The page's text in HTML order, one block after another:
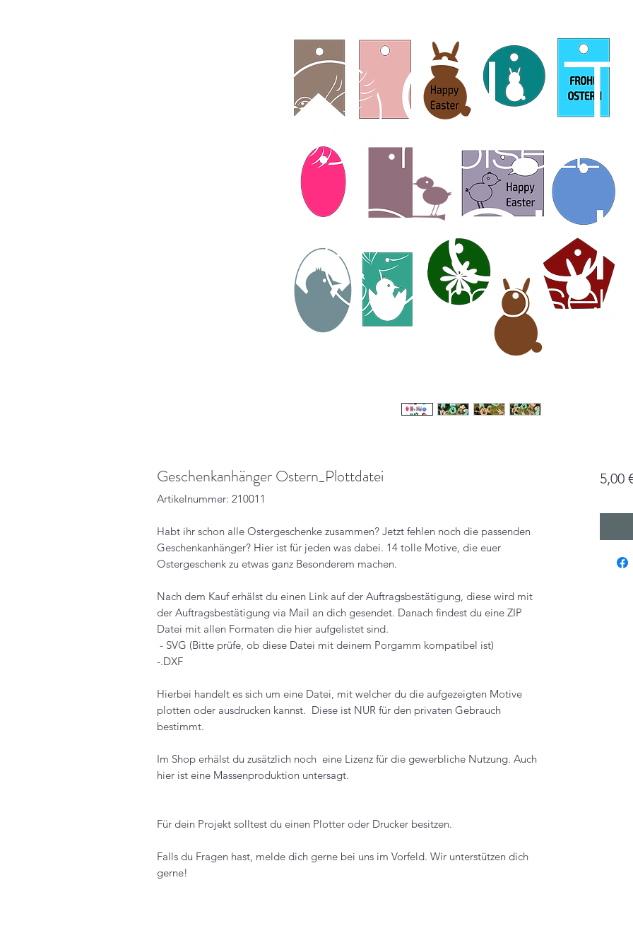
Geschenkanhänger Ostern_Plottdatei
Artikelnummer: 210011
Habt ihr schon alle Ostergeschenke zusammen? Jetzt fehlen noch die passenden
Geschenkanhänger? Hier ist für jeden was dabei. 14 tolle Motive, die euer
Ostergeschenk zu etwas ganz Besonderem machen.
Nach dem Kauf erhälst du einen Link auf der Auftragsbestätigung, diese wird mit
der Auftragsbestätigung via Mail an dich gesendet. Danach findest du eine ZIP
Datei mit allen Formaten die hier aufgelistet sind.
- SVG (Bitte prüfe, ob diese Datei mit deinem Porgamm kompatibel ist)
-.DXF
Hierbei handelt es sich um eine Datei, mit welcher du die aufgezeigten Motive
plotten oder ausdrucken kannst. Diese ist NUR für den privaten Gebrauch
bestimmt.
Im Shop erhälst du zusätzlich noch eine Lizenz für die gewerbliche Nutzung. Auch
hier ist eine Massenproduktion untersagt.
Für dein Projekt solltest du einen Plotter oder Drucker besitzen.
Falls du Fragen hast, melde dich gerne bei uns im Vorfeld. Wir unterstützen dich
gerne!
5,00